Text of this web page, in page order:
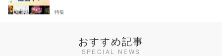
特集
おすすめ記事
SPECIAL NEWS